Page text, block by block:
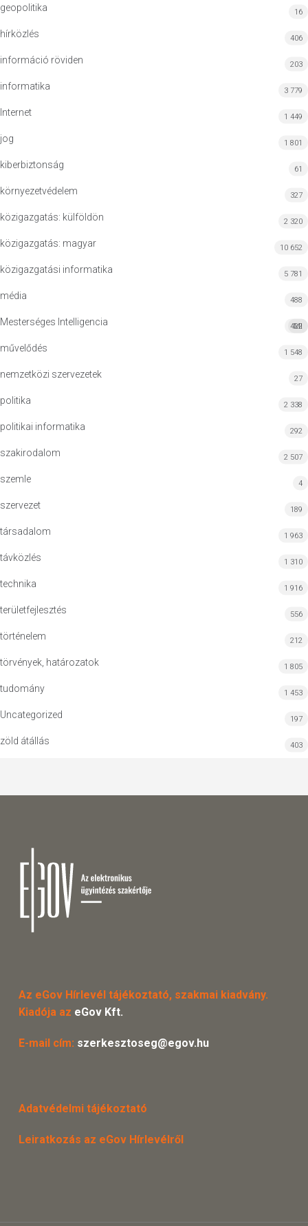
geopolitika 16
hírközlés 406
információ röviden 203
informatika 3 779
Internet 1 449
jog 1 801
kiberbiztonság 61
környezetvédelem 327
közigazgatás: külföldön 2 320
közigazgatás: magyar 10 652
közigazgatási informatika 5 781
média 488
Mesterséges Intelligencia MI
422
művelődés 1 548
nemzetközi szervezetek 27
politika 2 338
politikai informatika 292
szakirodalom 2 507
szemle 4
szervezet 189
társadalom 1 963
távközlés 1 310
technika 1 916
területfejlesztés 556
történelem 212
törvények, határozatok 1 805
tudomány 1 453
Uncategorized 197
zöld átállás 403
Az eGov Hírlevél tájékoztató, szakmai kiadvány.
Kiadója az eGov Kft.
E-mail cím: szerkesztoseg@egov.hu
Adatvédelmi tájékoztató
Leiratkozás az eGov Hírlevélről